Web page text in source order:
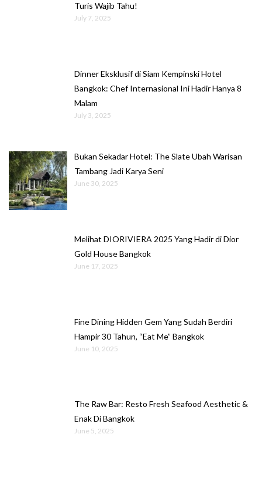
Turis Wajib Tahu!
July 7, 2025
Dinner Eksklusif di Siam Kempinski Hotel
Bangkok: Chef Internasional Ini Hadir Hanya 8
Malam
July 3, 2025
Bukan Sekadar Hotel: The Slate Ubah Warisan
Tambang Jadi Karya Seni
June 30, 2025
Melihat DIORIVIERA 2025 Yang Hadir di Dior
Gold House Bangkok
June 17, 2025
Fine Dining Hidden Gem Yang Sudah Berdiri
Hampir 30 Tahun, “Eat Me” Bangkok
June 10, 2025
The Raw Bar: Resto Fresh Seafood Aesthetic &
Enak Di Bangkok
June 5, 2025